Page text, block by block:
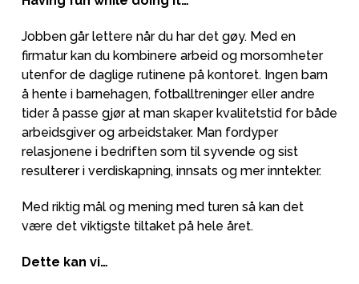
Jobben går lettere når du har det gøy. Med en
firmatur kan du kombinere arbeid og morsomheter
utenfor de daglige rutinene på kontoret. Ingen barn
å hente i barnehagen, fotballtreninger eller andre
tider å passe gjør at man skaper kvalitetstid for både
arbeidsgiver og arbeidstaker. Man fordyper
relasjonene i bedriften som til syvende og sist
resulterer i verdiskapning, innsats og mer inntekter.
Med riktig mål og mening med turen så kan det
være det viktigste tiltaket på hele året.
Dette kan vi…